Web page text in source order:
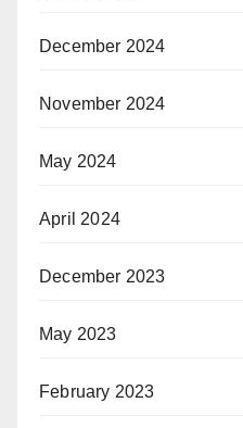
December 2024
November 2024
May 2024
April 2024
December 2023
May 2023
February 2023